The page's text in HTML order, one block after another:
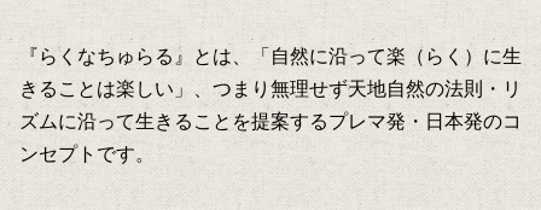
『らくなちゅらる』とは、「自然に沿って楽（らく）に生
きることは楽しい」、つまり無理せず天地自然の法則・リ
ズムに沿って生きることを提案するプレマ発・日本発のコ
ンセプトです。